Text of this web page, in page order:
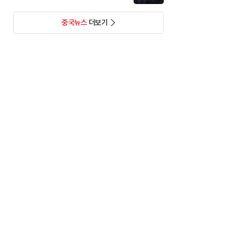
중국뉴스더보기